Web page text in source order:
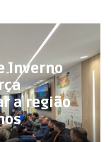
Inverno
a região